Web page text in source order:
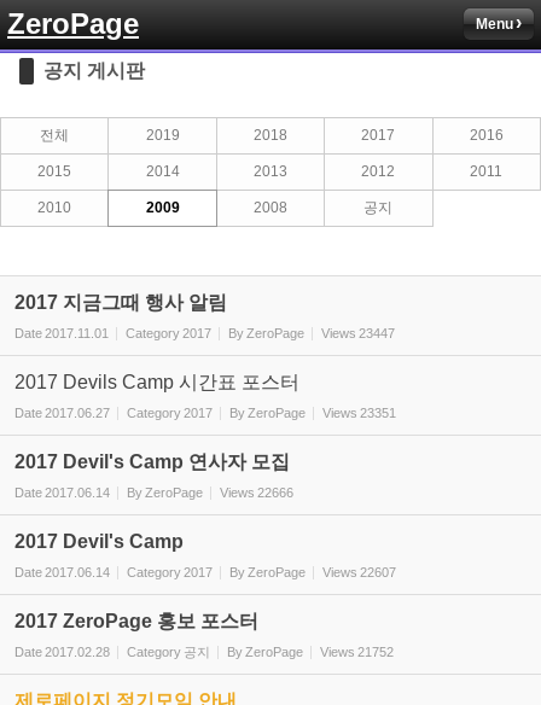
ZeroPage Menu
공지 게시판
전체 2019 2018 2017 2016
2015 2014 2013 2012 2011
2010 2009 2008 공지
2017 지금그때 행사 알림
Date2017.11.01 Category2017 By ZeroPage Views 23447
2017 Devils Camp 시간표 포스터
Date2017.06.27 Category2017 By ZeroPage Views 23351
2017 Devil's Camp 연사자 모집
Date2017.06.14 By ZeroPage Views 22666
2017 Devil's Camp
Date2017.06.14 Category2017 By ZeroPage Views 22607
2017 ZeroPage 홍보 포스터
Date2017.02.28 Category 공지 By ZeroPage Views 21752
제로페이지 정기모임 안내
Sketchbook5, 스케치북5
Sketchbook5, 스케치북5